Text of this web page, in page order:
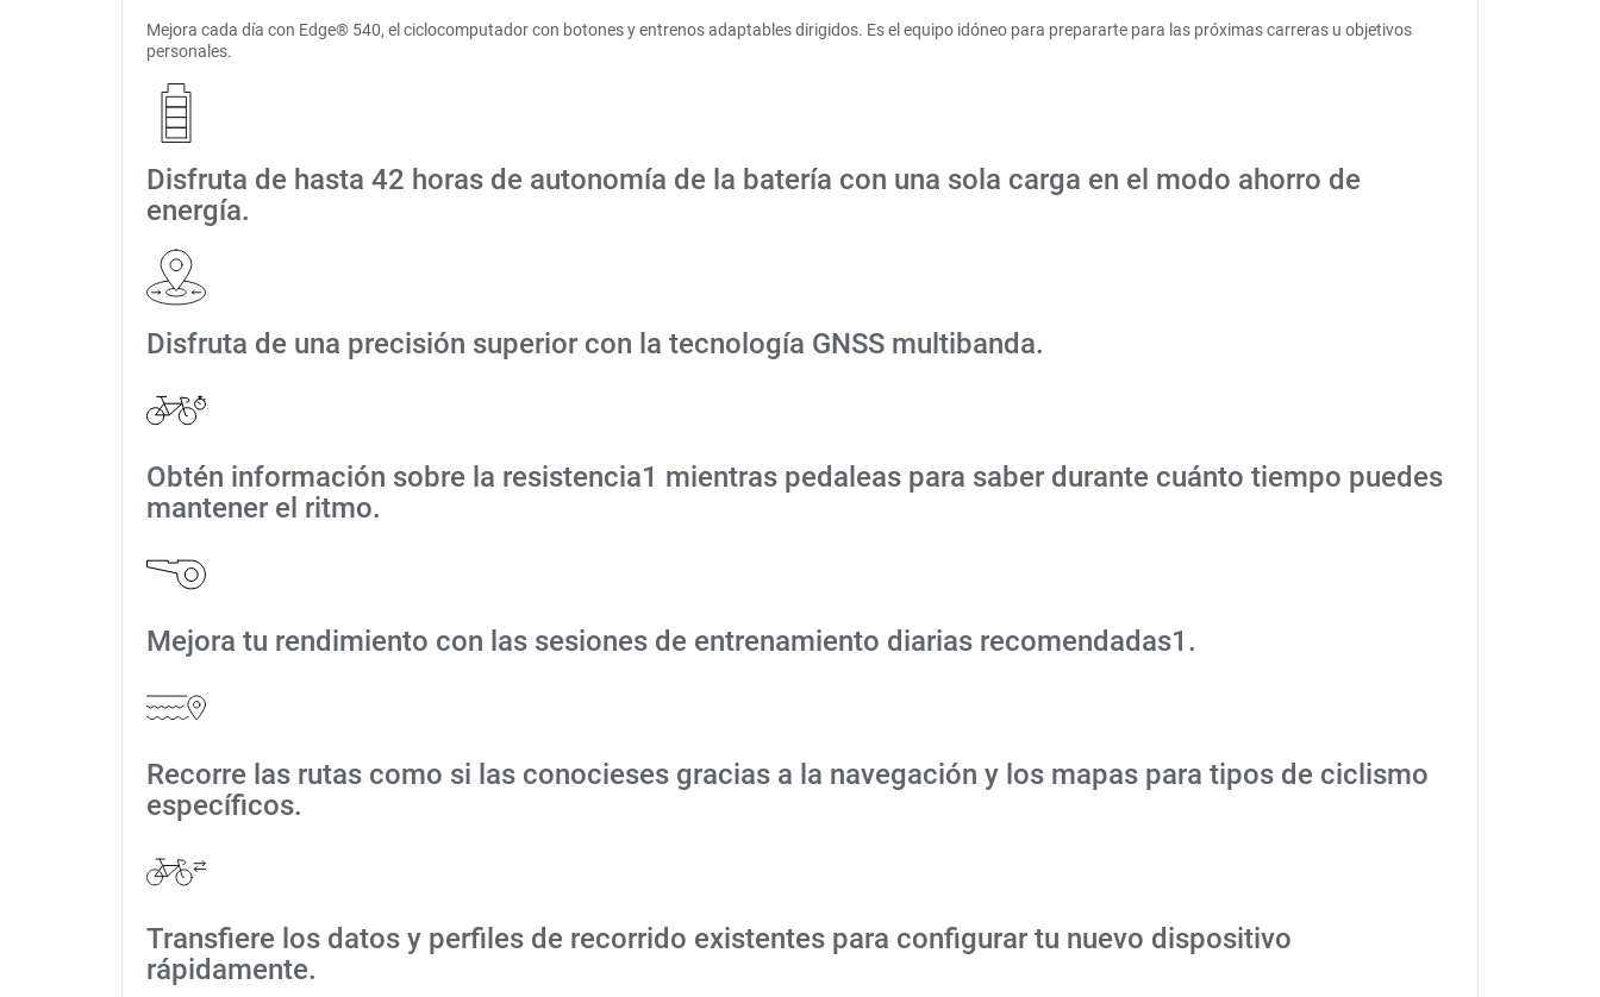
Mejora cada día con Edge® 540, el ciclocomputador con botones y entrenos adaptables dirigidos. Es el equipo idóneo para prepararte para las próximas carreras u objetivos
personales.
Disfruta de hasta 42 horas de autonomía de la batería con una sola carga en el modo ahorro de
energía.
Disfruta de una precisión superior con la tecnología GNSS multibanda.
Obtén información sobre la resistencia1 mientras pedaleas para saber durante cuánto tiempo puedes
mantener el ritmo.
Mejora tu rendimiento con las sesiones de entrenamiento diarias recomendadas1.
Recorre las rutas como si las conocieses gracias a la navegación y los mapas para tipos de ciclismo
específicos.
Transfiere los datos y perfiles de recorrido existentes para configurar tu nuevo dispositivo
rápidamente.